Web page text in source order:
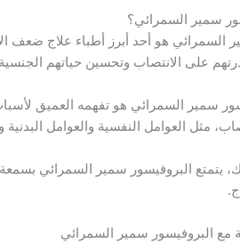
سمير السمرائي؟
السمرائي هو أحد أبرز أطباء علاج
على الانتصاب وتحسين حياتهم
سمير السمرائي هو تفهمه العميق
مثل العوامل النفسية والعوامل البدنية
يتمتع البروفيسور سمير السمرائي
مع البروفيسور سمير السمرائي